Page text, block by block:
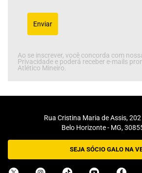
Enviar
Ao se inscrever, você concorda com
Privacidade e poderá receber e-mails
Atlético Mineiro.
Rua Cristina Maria de Assis,
Belo Horizonte - MG,
SEJA SÓCIO GALO NA